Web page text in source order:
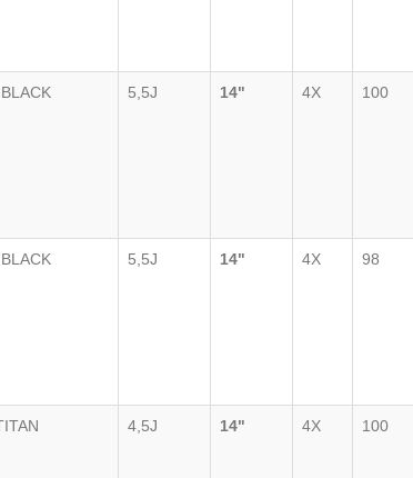
5,5J 14" 4X 100
5,5J 14" 4X 98
4,5J 14" 4X 100